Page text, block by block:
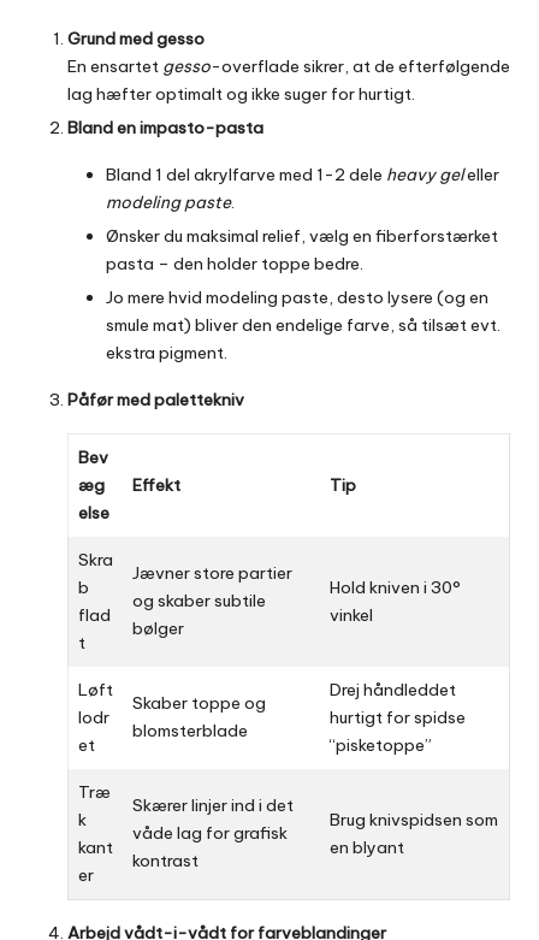
Grund med gesso
En ensartet gesso-overflade sikrer, at de efterfølgende
lag hæfter optimalt og ikke suger for hurtigt.
Bland en impasto-pasta
Bland 1 del akrylfarve med 1-2 dele heavy geleller
modeling paste.
Ønsker du maksimal relief, vælg en fiberforstærket
pasta – den holder toppe bedre.
Jo mere hvid modeling paste, desto lysere (og en
smule mat) bliver den endelige farve, så tilsæt evt.
ekstra pigment.
Påfør med palettekniv
Bev
æg
else
Effekt Tip
Skra
b
flad
t
Jævner store partier
og skaber subtile
bølger
Hold kniven i 30°
vinkel
Løft
lodr
et
Skaber toppe og
blomsterblade
Drej håndleddet
hurtigt for spidse
“pisketoppe”
Træ
k
kant
er
Skærer linjer ind i det
våde lag for grafisk
kontrast
Brug knivspidsen som
en blyant
Arbejd vådt-i-vådt for farveblandinger